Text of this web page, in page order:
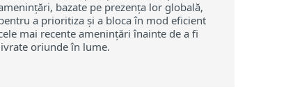
bazate pe prezența lor globală,
a prioritiza și a bloca în mod eficient
mai recente amenințări înainte de a fi
oriunde în lume.